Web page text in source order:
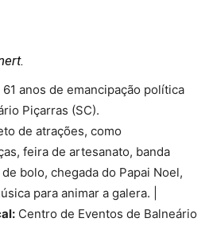
anos de emancipação política
Piçarras (SC).
de atrações, como
feira de artesanato, banda
bolo, chegada do Papai Noel,
para animar a galera. |
Centro de Eventos de Balneário